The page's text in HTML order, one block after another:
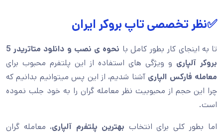
✅نظر تخصصی تاپ بروکر ایران
تا به اینجای کار بطور کامل با
نحوه ی نصب و دانلود متاتریدر 5
بروکر آلپاری و ویژگی های استفاده از این پلتفرم محبوب برای
معامله فارکس الپاری آشنا شدیم، از این پس میتوانیم بدانیم که
چرا این حجم از محبوبیت نظر معامله گران را به خود جلب نموده
است.
اما بطور کلی برای انتخاب بهترین پلتفرم آلپاری، معامله گران